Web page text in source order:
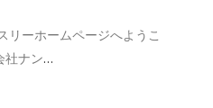
リーホームページへようこ
社ナン…